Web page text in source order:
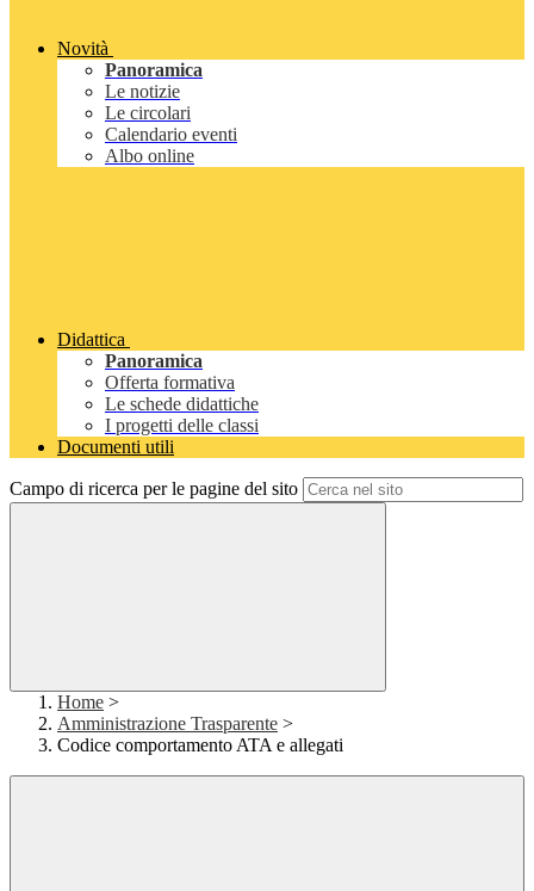
Novità
Panoramica
Le notizie
Le circolari
Calendario eventi
Albo online
Didattica
Panoramica
Offerta formativa
Le schede didattiche
I progetti delle classi
Documenti utili
Campo di ricerca per le pagine del sito
Home >
Amministrazione Trasparente >
Codice comportamento ATA e allegati